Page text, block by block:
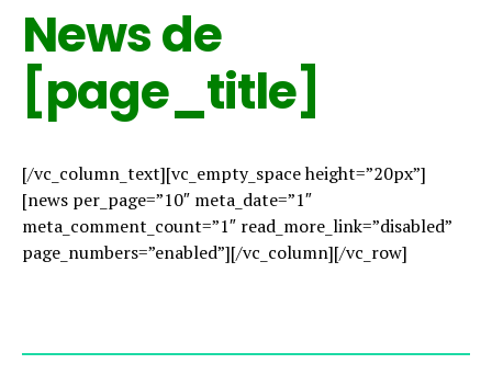
News de
[page_title]
[/vc_column_text][vc_empty_space height=”20px”]
[news per_page=”10″ meta_date=”1″
meta_comment_count=”1″ read_more_link=”disabled”
page_numbers=”enabled”][/vc_column][/vc_row]